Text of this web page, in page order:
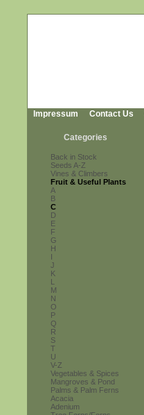
Impressum Contact Us
Categories
Back in Stock
Seeds A-Z
Vines & Climbers
Fruit & Useful Plants
A
B
C
D
E
F
G
H
I
J
K
L
M
N
O
P
Q
R
S
T
U
V-Z
Vegetables & Spices
Mangroves & Pond
Palms & Palm Ferns
Acacia
Adenium